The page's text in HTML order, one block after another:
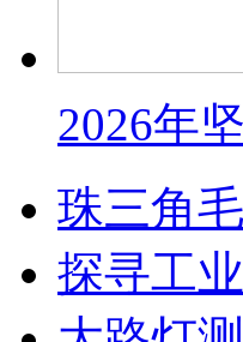
2026年
珠三角
探寻工